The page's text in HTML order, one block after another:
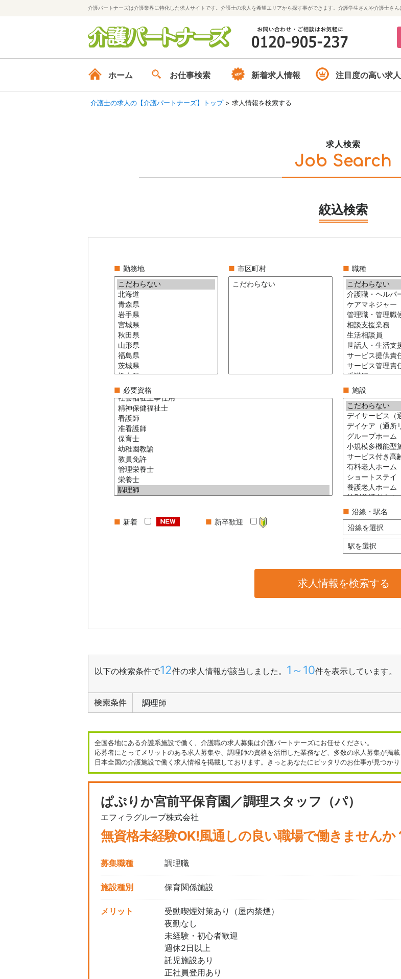
介護パートナーズは介護業界に特化した求人サイトです。介護士の求人を希望エリアから探す事ができます。介護学生さんや介護士さん
ホーム お仕事検索 新着求人情報 注目度の高い求
介護士の求人の【介護パートナーズ】トップ> 求人情報を検索する
求人検索
Job Search
絞込検索
■ 勤務地 ■ 市区町村 ■ 職種
■ 必要資格 ■ 施設
■ 新着 ■ 新卒歓迎
■ 沿線・駅名
以下の検索条件で12件の求人情報が該当しました。 1～10件を表示しています。
調理師
この条
取得
全国各地にある介護系施設で働く、介護職の求人募集は介護パートナーズにお任せください。
応募者にとってメリットのある求人募集や、調理師の資格を活用した業務など、多数の求人募集が掲載
日本全国の介護施設で働く求人情報を掲載しております。きっとあなたにピッタリのお仕事が見つかり
ぱぷりか宮前平保育園／調理スタッフ（パ）
エフィラグループ株式会社
無資格未経験OK!風通しの良い職場で働きませんか
募集職種 調理職
施設種別 保育関係施設
メリット
受動喫煙対策あり（屋内禁煙）
夜勤なし
未経験・初心者歓迎
週休2日以上
託児施設あり
正社員登用あり